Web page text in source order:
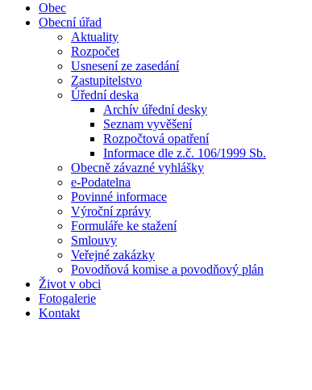
Obec
Obecní úřad
Aktuality
Rozpočet
Usnesení ze zasedání
Zastupitelstvo
Úřední deska
Archív úřední desky
Seznam vyvěšení
Rozpočtová opatření
Informace dle z.č. 106/1999 Sb.
Obecně závazné vyhlášky
e-Podatelna
Povinné informace
Výroční zprávy
Formuláře ke stažení
Smlouvy
Veřejné zakázky
Povodňová komise a povodňový plán
Život v obci
Fotogalerie
Kontakt